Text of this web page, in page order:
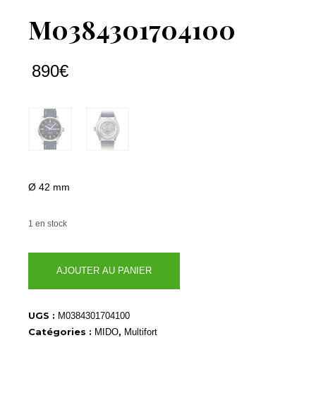
M0384301704100
890€
Ø 42 mm
1 en stock
M0384301704100
AJOUTER AU PANIER
UGS : M0384301704100
Catégories : MIDO, Multifort